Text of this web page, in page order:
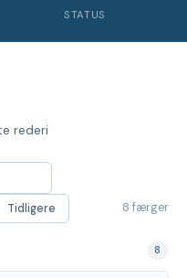
STATUS
rederi
Tidligere 8 færger
8